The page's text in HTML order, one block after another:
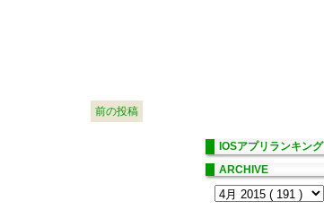
前の投稿
IOSアプリランキング
ARCHIVE